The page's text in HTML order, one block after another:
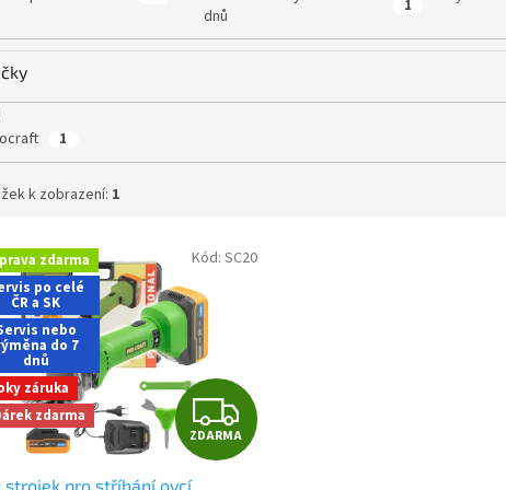
dnů
1
1
k zobrazení: 1
zdarma
po celé
ČR a SK
nebo
do 7
dnů
záruka
zdarma
Z
D
ZDARMA
strojek pro stříhání ovcí
Kód: SC20